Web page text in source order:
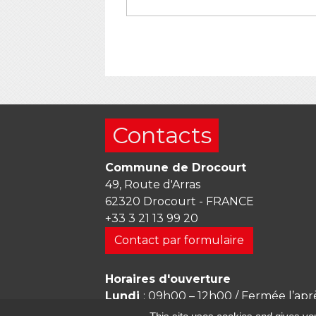
Contacts
Commune de Drocourt
49, Route d'Arras
62320 Drocourt - FRANCE
+33 3 21 13 99 20
Contact par formulaire
Horaires d'ouverture
Lundi : 09h00 – 12h00 / Fermée
: 09h00 – 12h00 / 13h30 –